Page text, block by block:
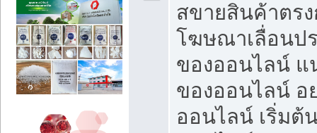
สขายสินค้าตร
โฆษณาเลื่อนป
ของออนไลน์ แ
ของออนไลน์ อ
ออนไลน์ เริ่มต้